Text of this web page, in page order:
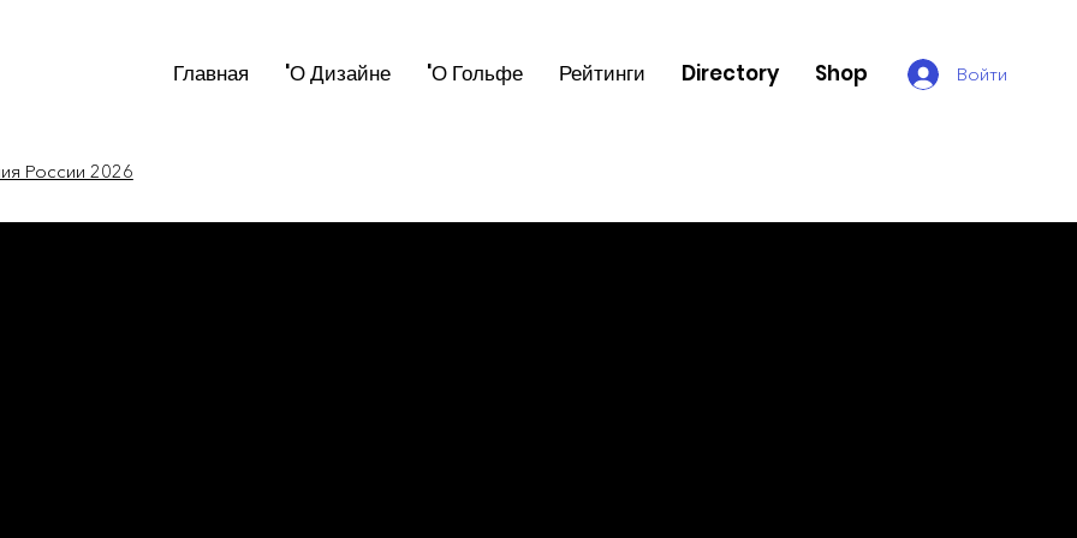
Главная 'О Дизайне 'О Гольфе Рейтинги Directory Shop Войти
России 2026